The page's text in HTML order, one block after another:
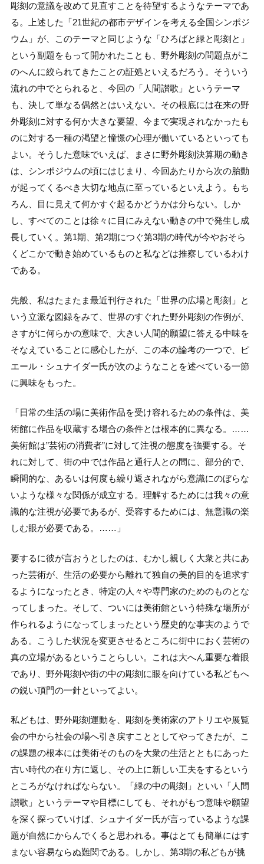
彫刻の意議を改めて見直すことを待望するようなテーマであ
る。上述した「21世紀の都市デザインを考える全国シンポジ
ウム」が、このテーマと同じような「ひろばと緑と彫刻と」
という副題をもって開かれたことも、野外彫刻の問題点がこ
のへんに絞られてきたことの証処といえるだろう。そういう
流れの中でとられると、今回の「人間讃歌」というテーマ
も、決して単なる偶然とはいえない。その根底には在来の野
外彫刻に対する何か大きな要望、今まで実現されなかったも
のに対する一種の渇望と憧憬の心理が働いているといっても
よい。そうした意味でいえば、まさに野外彫刻決算期の動き
は、シンポジウムの頃にはじまり、今回あたりから次の胎動
が起ってくるべき大切な地点に至っているといえよう。もち
ろん、目に見えて何かすぐ起るかどうかは分らない。しか
し、すべてのことは徐々に目にみえない動きの中で発生し成
長していく。第1期、第2期につぐ第3期の時代が今やおそら
くどこかで動き始めているものと私などは推察しているわけ
である。
先般、私はたまたま最近刊行された「世界の広場と彫刻」と
いう立派な図録をみて、世界のすぐれた野外彫刻の作例が、
さすがに何らかの意味で、大きい人間的願望に答える中味を
そなえていることに感心したが、この本の論考の一つで、ピ
エール・シュナイダー氏が次のようなことを述べている一節
に興味をもった。
「日常の生活の場に美術作品を受け容れるための条件は、美
術館に作品を収蔵する場合の条件とは根本的に異なる。……
美術館は”芸術の消費者”に対して注視の態度を強要する。そ
れに対して、街の中では作品と通行人との間に、部分的で、
瞬間的な、あるいは何度も繰り返されながら意識にのぼらな
いような様々な関係が成立する。理解するためには我々の意
識的な注視が必要であるが、受容するためには、無意識の楽
しむ眼が必要である。……」
要するに彼が言おうとしたのは、むかし親しく大衆と共にあ
った芸術が、生活の必要から離れて独自の美的目的を追求す
るようになったとき、特定の人々や専門家のためのものとな
ってしまった。そして、ついには美術館という特殊な場所が
作られるようになってしまったという歴史的な事実のようで
ある。こうした状況を変更させるところに街中におく芸術の
真の立場があるということらしい。これは大へん重要な着眼
であり、野外彫刻や街の中の彫刻に眼を向けている私どもへ
の鋭い頂門の一針といってよい。
私どもは、野外彫刻運動を、彫刻を美術家のアトリエや展覧
会の中から社会の場へ引き戻すこととしてやってきたが、こ
の課題の根本には美術そのものを大衆の生活とともにあった
古い時代の在り方に返し、その上に新しい工夫をするという
ところがなければならない。「緑の中の彫刻」といい「人間
讃歌」というテーマや目標にしても、それがもつ意味や願望
を深く探っていけば、シュナイダー氏が言っているような課
題が自然にからんでくると思われる。事はとても簡単にはす
まない容易ならぬ難関である。しかし、第3期の私どもが挑